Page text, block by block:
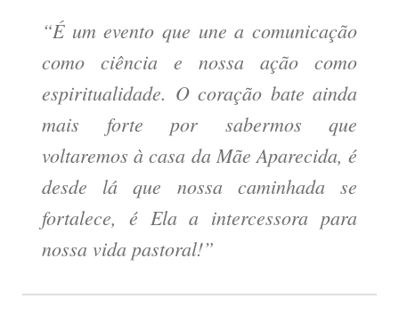
“É um evento que une a comunicação
como ciência e nossa ação como
espiritualidade. O coração bate ainda
mais forte por sabermos que
voltaremos à casa da Mãe Aparecida, é
desde lá que nossa caminhada se
fortalece, é Ela a intercessora para
nossa vida pastoral!”